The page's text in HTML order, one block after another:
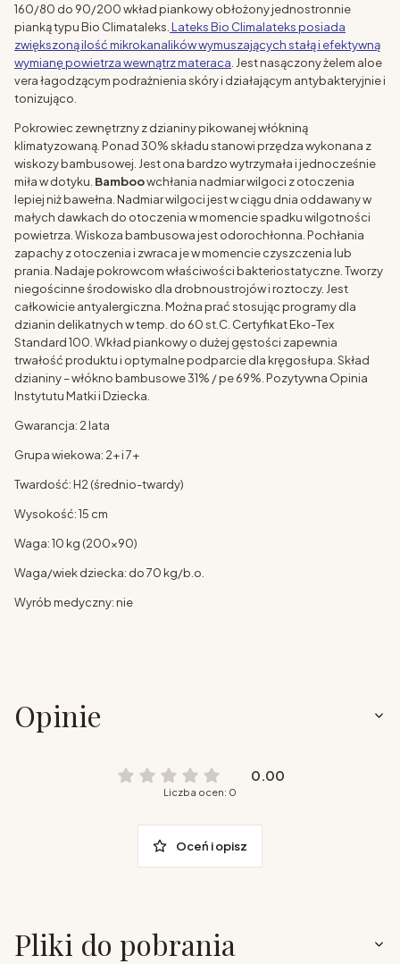
160/80 do 90/200 wkład piankowy obłożony jednostronnie
pianką typu Bio Climataleks. Lateks Bio Climalateks posiada
zwiększoną ilość mikrokanalików wymuszających stałą i efektywną
wymianę powietrza wewnątrz materaca. Jest nasączony żelem aloe
vera łagodzącym podrażnienia skóry i działającym antybakteryjnie i
tonizująco.
Pokrowiec zewnętrzny z dzianiny pikowanej włókniną
klimatyzowaną. Ponad 30% składu stanowi przędza wykonana z
wiskozy bambusowej. Jest ona bardzo wytrzymała i jednocześnie
miła w dotyku. Bamboowchłania nadmiar wilgoci z otoczenia
lepiej niż bawełna. Nadmiar wilgoci jest w ciągu dnia oddawany w
małych dawkach do otoczenia w momencie spadku wilgotności
powietrza. Wiskoza bambusowa jest odorochłonna. Pochłania
zapachy z otoczenia i zwraca je w momencie czyszczenia lub
prania. Nadaje pokrowcom właściwości bakteriostatyczne. Tworzy
niegościnne środowisko dla drobnoustrojów i roztoczy. Jest
całkowicie antyalergiczna. Można prać stosując programy dla
dzianin delikatnych w temp. do 60 st.C. Certyfikat Eko-Tex
Standard 100. Wkład piankowy o dużej gęstości zapewnia
trwałość produktu i optymalne podparcie dla kręgosłupa. Skład
dzianiny – włókno bambusowe 31% / pe 69%. Pozytywna Opinia
Instytutu Matki i Dziecka.
Gwarancja: 2 lata
Grupa wiekowa: 2+ i 7+
Twardość: H2 (średnio-twardy)
Wysokość: 15 cm
Waga: 10 kg (200x90)
Waga/wiek dziecka: do 70 kg/b.o.
Wyrób medyczny: nie
Opinie
0.00
Liczba ocen: 0
Oceń i opisz
Pliki do pobrania